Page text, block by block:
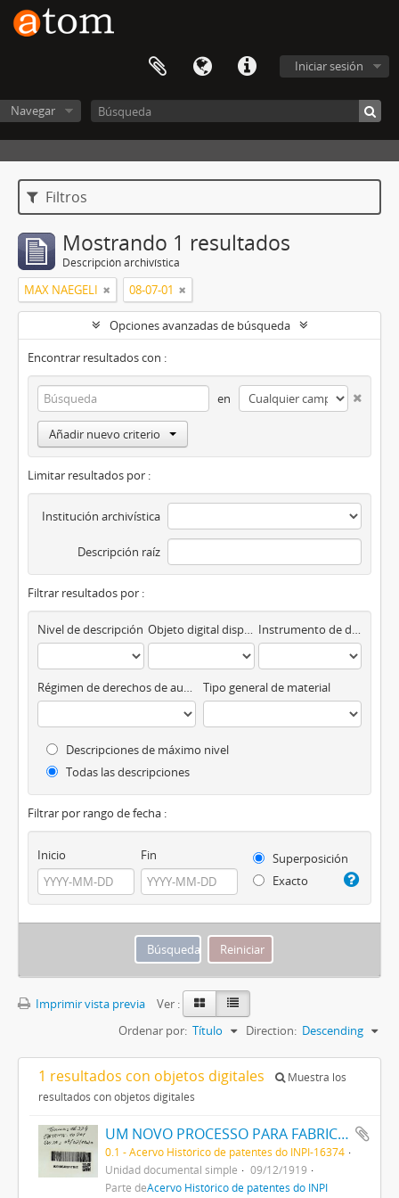
Iniciar sesión
Navegar
Filtros
Mostrando 1 resultados
Descripción archivística
MAX NAEGELI 08-07-01
Opciones avanzadas de búsqueda
Encontrar resultados con :
en
Añadir nuevo criterio
Limitar resultados por :
Institución archivística
Descripción raíz
Filtrar resultados por :
Nivel de descripción Objeto digital disponibles Instrumento de descripción
Régimen de derechos de autor Tipo general de material
Descripciones de máximo nivel
Todas las descripciones
Filtrar por rango de fecha :
Inicio Fin
Superposición
Exacto
Imprimir vista previa
Ver :
Ordenar por: Título Direction: Descending
1 resultados con objetos digitales
Muestra los
resultados con objetos digitales
UM NOVO PROCESSO PARA FABRICAÇÃO DE MATERIAS CORANTES PRETAS ESCARLATES E AZUIS DOS MATIZES MAIS CLAROS AOS MAIS ESCUROS PARA TINGIR ALGODÃO DIRECTAMENTE
0.1 - Acervo Histórico de patentes do INPI-16374
Unidad documental simple
09/12/1919
Parte deAcervo Histórico de patentes do INPI